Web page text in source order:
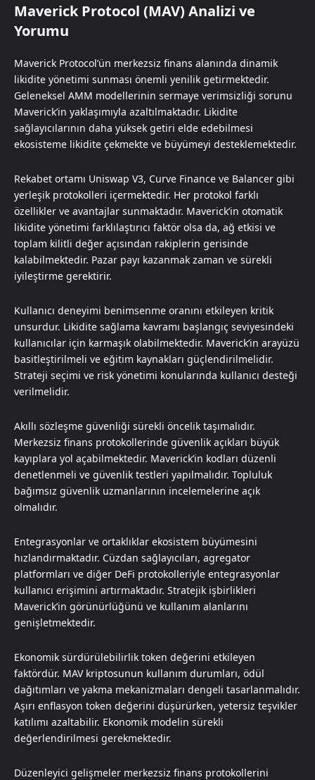
Maverick Protocol (MAV) Analizi ve
Yorumu
Maverick Protocol’ün merkezsiz finans alanında dinamik
likidite yönetimi sunması önemli yenilik getirmektedir.
Geleneksel AMM modellerinin sermaye verimsizliği sorunu
Maverick’in yaklaşımıyla azaltılmaktadır. Likidite
sağlayıcılarının daha yüksek getiri elde edebilmesi
ekosisteme likidite çekmekte ve büyümeyi desteklemektedir.
Rekabet ortamı Uniswap V3, Curve Finance ve Balancer gibi
yerleşik protokolleri içermektedir. Her protokol farklı
özellikler ve avantajlar sunmaktadır. Maverick’in otomatik
likidite yönetimi farklılaştırıcı faktör olsa da, ağ etkisi ve
toplam kilitli değer açısından rakiplerin gerisinde
kalabilmektedir. Pazar payı kazanmak zaman ve sürekli
iyileştirme gerektirir.
Kullanıcı deneyimi benimsenme oranını etkileyen kritik
unsurdur. Likidite sağlama kavramı başlangıç seviyesindeki
kullanıcılar için karmaşık olabilmektedir. Maverick’in arayüzü
basitleştirilmeli ve eğitim kaynakları güçlendirilmelidir.
Strateji seçimi ve risk yönetimi konularında kullanıcı desteği
verilmelidir.
Akıllı sözleşme güvenliği sürekli öncelik taşımalıdır.
Merkezsiz finans protokollerinde güvenlik açıkları büyük
kayıplara yol açabilmektedir. Maverick’in kodları düzenli
denetlenmeli ve güvenlik testleri yapılmalıdır. Topluluk
bağımsız güvenlik uzmanlarının incelemelerine açık
olmalıdır.
Entegrasyonlar ve ortaklıklar ekosistem büyümesini
hızlandırmaktadır. Cüzdan sağlayıcıları, agregator
platformları ve diğer DeFi protokolleriyle entegrasyonlar
kullanıcı erişimini artırmaktadır. Stratejik işbirlikleri
Maverick’in görünürlüğünü ve kullanım alanlarını
genişletmektedir.
Ekonomik sürdürülebilirlik token değerini etkileyen
faktördür. MAV kriptosunun kullanım durumları, ödül
dağıtımları ve yakma mekanizmaları dengeli tasarlanmalıdır.
Aşırı enflasyon token değerini düşürürken, yetersiz teşvikler
katılımı azaltabilir. Ekonomik modelin sürekli
değerlendirilmesi gerekmektedir.
Düzenleyici gelişmeler merkezsiz finans protokollerini